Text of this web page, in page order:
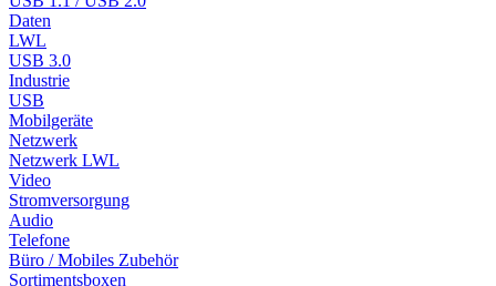
Daten
LWL
USB 3.0
Industrie
USB
Mobilgeräte
Netzwerk
Netzwerk LWL
Video
Stromversorgung
Audio
Telefone
Büro / Mobiles Zubehör
Sortimentsboxen